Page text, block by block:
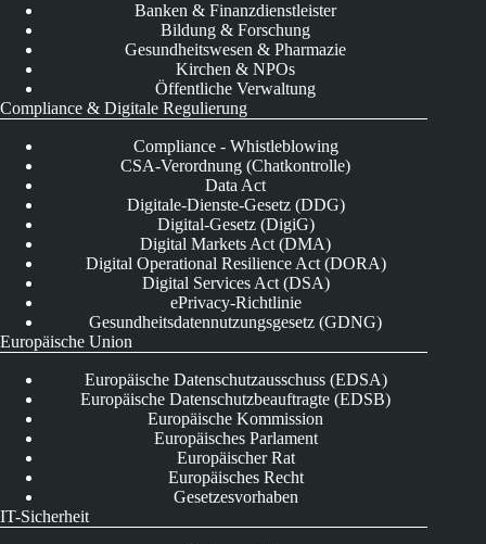
Banken & Finanzdienstleister
Bildung & Forschung
Gesundheitswesen & Pharmazie
Kirchen & NPOs
Öffentliche Verwaltung
Compliance & Digitale Regulierung
Compliance - Whistleblowing
CSA-Verordnung (Chatkontrolle)
Data Act
Digitale-Dienste-Gesetz (DDG)
Digital-Gesetz (DigiG)
Digital Markets Act (DMA)
Digital Operational Resilience Act (DORA)
Digital Services Act (DSA)
ePrivacy-Richtlinie
Gesundheitsdatennutzungsgesetz (GDNG)
Europäische Union
Europäische Datenschutzausschuss (EDSA)
Europäische Datenschutzbeauftragte (EDSB)
Europäische Kommission
Europäisches Parlament
Europäischer Rat
Europäisches Recht
Gesetzesvorhaben
IT-Sicherheit